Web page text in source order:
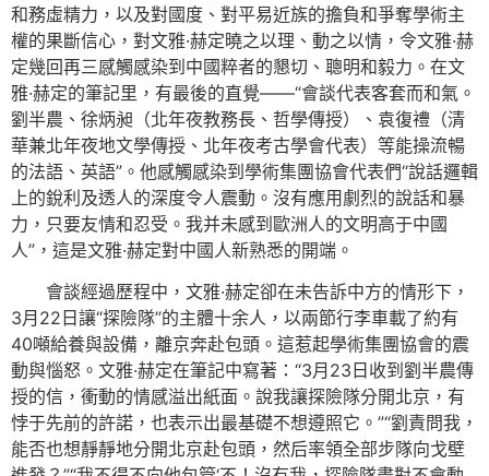
和務虛精力，以及對國度、對平易近族的擔負和爭奪學術主
權的果斷信心，對文雅·赫定曉之以理、動之以情，令文雅·赫
定幾回再三感觸感染到中國粹者的懇切、聰明和毅力。在文
雅·赫定的筆記里，有最後的直覺——“會談代表客套而和氣。
劉半農、徐炳昶（北年夜教務長、哲學傳授）、袁復禮（清
華兼北年夜地文學傳授、北年夜考古學會代表）等能操流暢
的法語、英語”。他感觸感染到學術集團協會代表們“說話邏輯
上的銳利及透人的深度令人震動。沒有應用劇烈的說話和暴
力，只要友情和忍受。我并未感到歐洲人的文明高于中國
人”，這是文雅·赫定對中國人新熟悉的開端。
會談經過歷程中，文雅·赫定卻在未告訴中方的情形下，
3月22日讓“探險隊”的主體十余人，以兩節行李車載了約有
40噸給養與設備，離京奔赴包頭。這惹起學術集團協會的震
動與惱怒。文雅·赫定在筆記中寫著：“3月23日收到劉半農傳
授的信，衝動的情感溢出紙面。說我讓探險隊分開北京，有
悖于先前的許諾，也表示出最基礎不想遵照它。”“劉責問我，
能否也想靜靜地分開北京赴包頭，然后率領全部步隊向戈壁